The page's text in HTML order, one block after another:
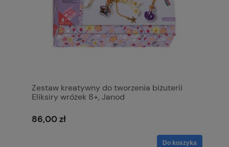
Zestaw kreatywny do tworzenia biżuterii
Eliksiry wróżek 8+, Janod
86,00 zł
Do koszyka